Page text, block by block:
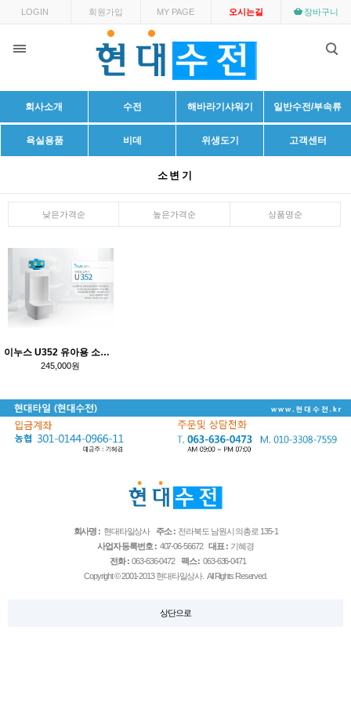
LOGIN 회원가입 MY PAGE 오시는길 장바구니
회사소개 수전 해바라기샤워기 일반수전/부속류
욕실용품 비데 위생도기 고객센터
소변기
낮은가격순 높은가격순 상품명순
이누스 U352 유아용 소변기
245,000원
회사명 : 현대타일상사 주소 : 전라북도 남원시 의총로 135-1
사업자 등록번호 : 407-06-56672 대표 : 기혜경
전화 : 063-636-0472 팩스 : 063-636-0471
Copyright © 2001-2013 현대타일상사. All Rights Reserved.
상단으로